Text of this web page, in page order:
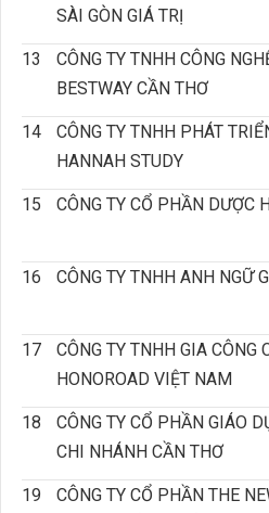
SÀI GÒN GIÁ TRỊ
13
CÔNG TY TNHH CÔNG
BESTWAY CẦN THƠ
14
CÔNG TY TNHH PHÁT
HANNAH STUDY
15 CÔNG TY CỔ PHẦN DƯỢC
16 CÔNG TY TNHH ANH NGỮ
17
CÔNG TY TNHH GIA CÔNG
HONOROAD VIỆT NAM
18
CÔNG TY CỔ PHẦN GIÁO
CHI NHÁNH CẦN THƠ
19
CÔNG TY CỔ PHẦN THE